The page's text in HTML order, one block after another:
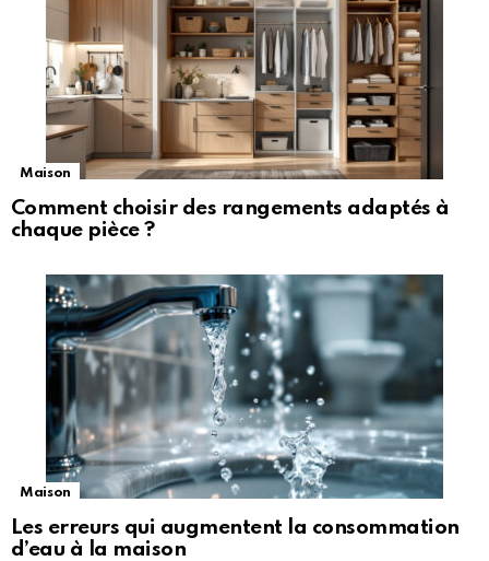
Maison
Comment choisir des rangements adaptés à
chaque pièce ?
Maison
Les erreurs qui augmentent la consommation
d’eau à la maison